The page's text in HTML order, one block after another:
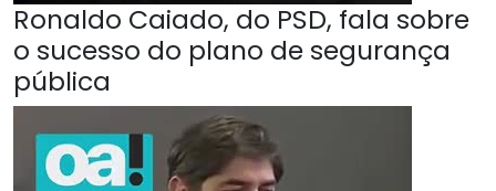
Ronaldo Caiado, do PSD, fala sobre
o sucesso do plano de segurança
pública